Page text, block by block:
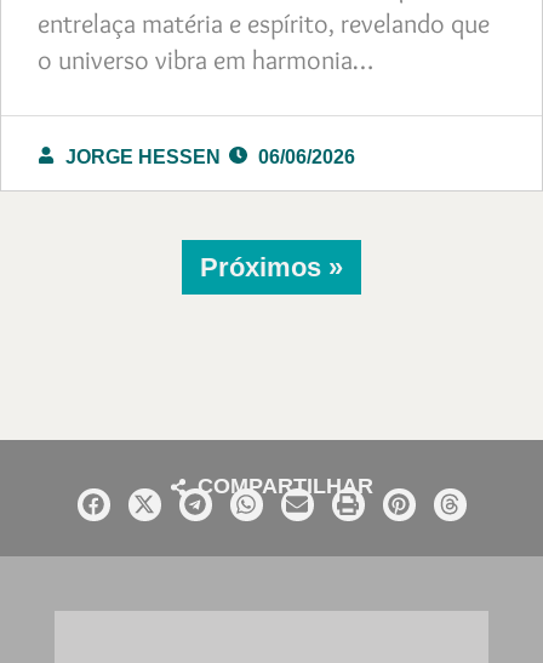
entrelaça matéria e espírito, revelando que
o universo vibra em harmonia…
JORGE HESSEN 06/06/2026
Próximos »
COMPARTILHAR